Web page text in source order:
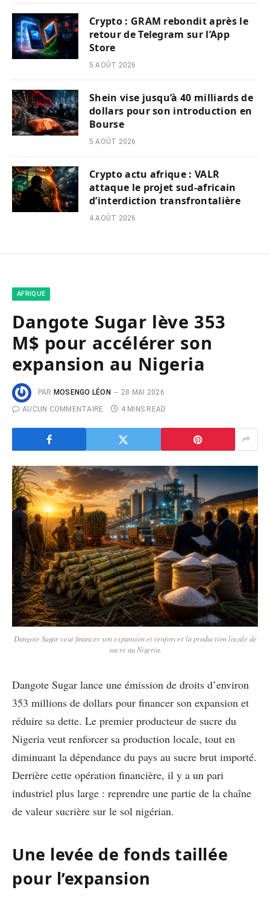
Crypto : GRAM rebondit après le
retour de Telegram sur l’App
Store
5 AOÛT 2026
Shein vise jusqu’à 40 milliards de
dollars pour son introduction en
Bourse
5 AOÛT 2026
Crypto actu afrique : VALR
attaque le projet sud-africain
d’interdiction transfrontalière
4 AOÛT 2026
AFRIQUE
Dangote Sugar lève 353
M$ pour accélérer son
expansion au Nigeria
PAR MOSENGO LÉON
28 MAI 2026
AUCUN COMMENTAIRE
4 MINS READ
Dangote Sugar veut financer son expansion et renforcer la production locale de
sucre au Nigeria.
Dangote Sugar lance une émission de droits d’environ
353 millions de dollars pour financer son expansion et
réduire sa dette. Le premier producteur de sucre du
Nigeria veut renforcer sa production locale, tout en
diminuant la dépendance du pays au sucre brut importé.
Derrière cette opération financière, il y a un pari
industriel plus large : reprendre une partie de la chaîne
de valeur sucrière sur le sol nigérian.
Une levée de fonds taillée
pour l’expansion